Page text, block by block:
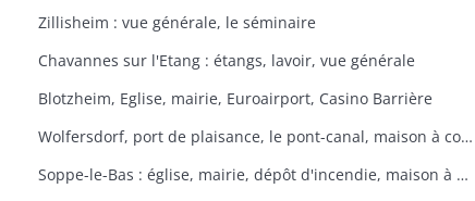
Zillisheim : vue générale, le séminaire
Chavannes sur l'Etang : étangs, lavoir, vue générale
Blotzheim, Eglise, mairie, Euroairport, Casino Barrière
Wolfersdorf, port de plaisance, le pont-canal, maison à colombages
Soppe-le-Bas : église, mairie, dépôt d'incendie, maison à colombages